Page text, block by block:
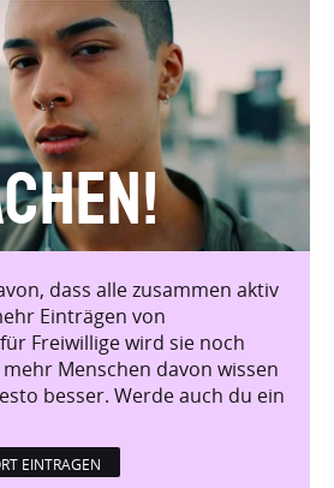
dass alle zusammen aktiv
Einträgen von
Freiwillige wird sie noch
Menschen davon wissen
besser. Werde auch du ein
EINTRAGEN